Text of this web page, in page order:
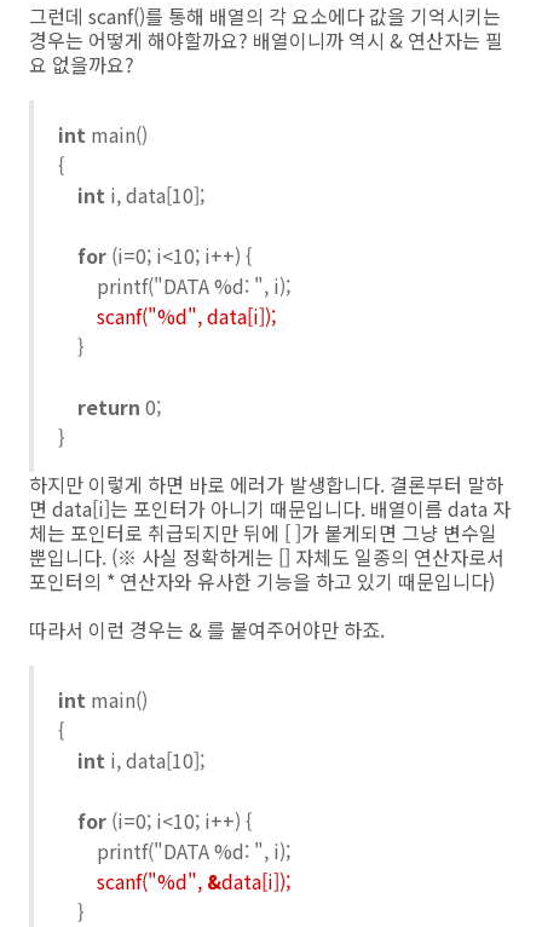
그런데 scanf()를 통해 배열의 각 요소에다 값을 기억시키는
경우는 어떻게 해야할까요? 배열이니까 역시 & 연산자는 필
요 없을까요?
int main()
{
int i, data[10];
for (i=0; i<10; i++) {
printf("DATA %d: ", i);
scanf("%d", data[i]);
}
return 0;
}
하지만 이렇게 하면 바로 에러가 발생합니다. 결론부터 말하
면 data[i]는 포인터가 아니기 때문입니다. 배열이름 data 자
체는 포인터로 취급되지만 뒤에 [ ]가 붙게되면 그냥 변수일
뿐입니다. (※ 사실 정확하게는 [] 자체도 일종의 연산자로서
포인터의 * 연산자와 유사한 기능을 하고 있기 때문입니다)
따라서 이런 경우는 & 를 붙여주어야만 하죠.
int main()
{
int i, data[10];
for (i=0; i<10; i++) {
printf("DATA %d: ", i);
scanf("%d", &data[i]);
}